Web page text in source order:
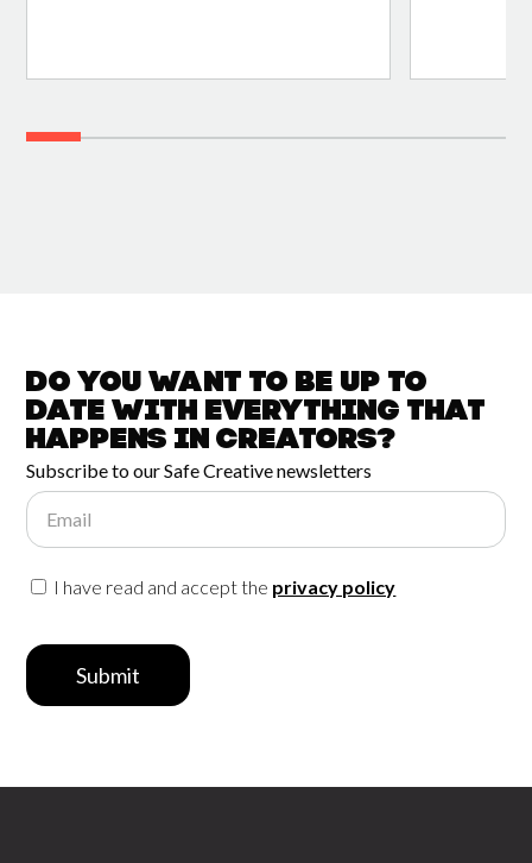
Do you want to be up to
date witheverything that
happens inCreators?
Subscribe to our Safe Creative newsletters
Email
I have read and accept the privacy policy
Submit